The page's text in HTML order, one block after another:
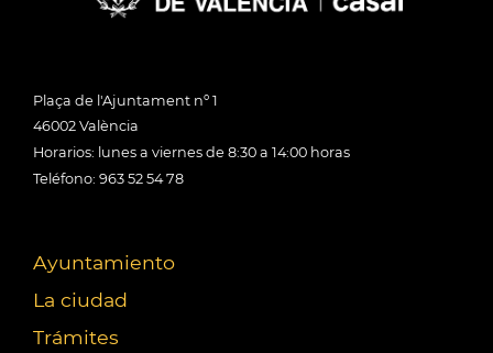
Plaça de l'Ajuntament nº 1
46002 València
Horarios: lunes a viernes de 8:30 a 14:00 horas
Teléfono: 963 52 54 78
Ayuntamiento
La ciudad
Trámites